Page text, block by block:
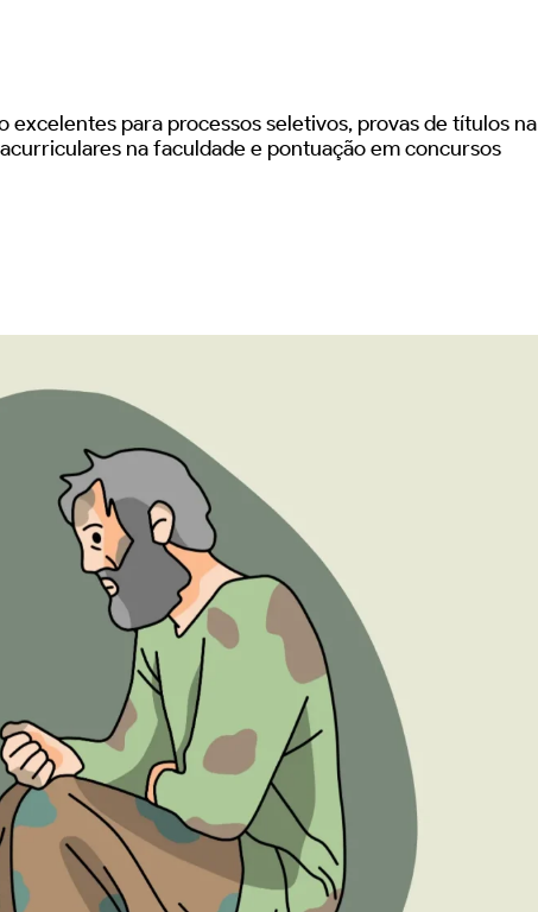
excelentes para processos seletivos, provas de títulos na
na faculdade e pontuação em concursos